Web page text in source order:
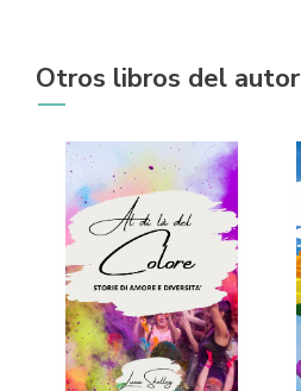
Otros libros del autor